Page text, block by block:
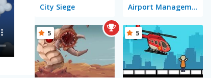
City Siege Airport Management 2
5 5